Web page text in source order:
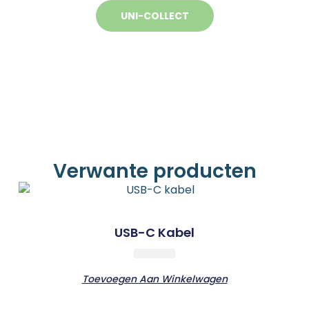
UNI-COLLECT
Verwante producten
USB-C Kabel
Toevoegen Aan Winkelwagen